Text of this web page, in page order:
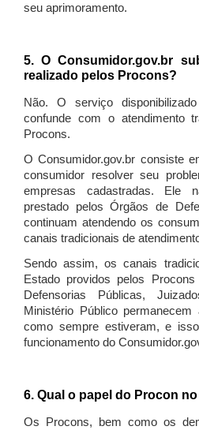
seu aprimoramento.
5. O Consumidor.gov.br
realizado pelos Procons?
Não. O serviço
confunde com o atendimento
Procons.
O Consumidor.gov.br consiste
consumidor resolver seu
empresas cadastradas. Ele
prestado pelos Órgãos de
continuam atendendo os
canais tradicionais de
Sendo assim, os canais
Estado providos pelos
Defensorias Públicas,
Ministério Público
como sempre estiveram, e
funcionamento do
6. Qual o papel do Procon
Os Procons, bem como os